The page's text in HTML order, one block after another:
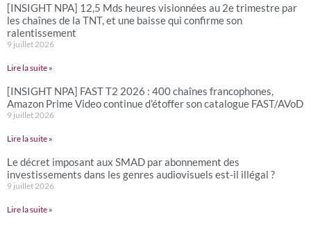
[INSIGHT NPA] 12,5 Mds heures visionnées au 2e trimestre par
les chaînes de la TNT, et une baisse qui confirme son
ralentissement
9 juillet 2026
Lire la suite »
[INSIGHT NPA] FAST T2 2026 : 400 chaînes francophones,
Amazon Prime Video continue d’étoffer son catalogue FAST/AVoD
9 juillet 2026
Lire la suite »
Le décret imposant aux SMAD par abonnement des
investissements dans les genres audiovisuels est-il illégal ?
9 juillet 2026
Lire la suite »